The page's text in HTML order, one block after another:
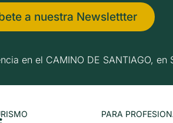
a nuestra Newslettter
en el CAMINO DE SANTIAGO, en
PARA